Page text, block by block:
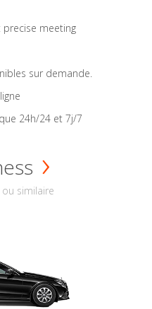
precise meeting
sur demande.
24h/24 et 7j/7
similaire